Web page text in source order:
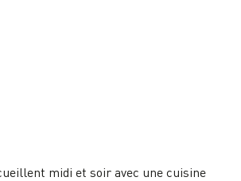
midi et soir avec une cuisine